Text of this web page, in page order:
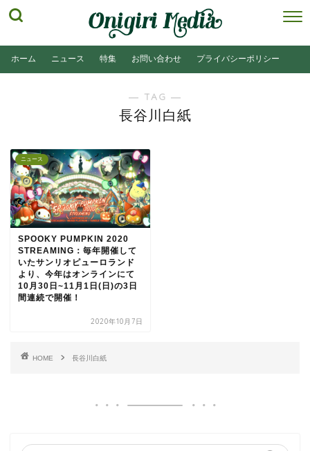
ホーム ニュース 特集 お問い合わせ プライバシーポリシー
― TAG ―
長谷川白紙
ニュース
SPOOKY PUMPKIN 2020
STREAMING：毎年開催して
いたサンリオピューロランド
より、今年はオンラインにて
10月30日~11月1日(日)の3日
間連続で開催！
2020年10月7日
HOME 長谷川白紙